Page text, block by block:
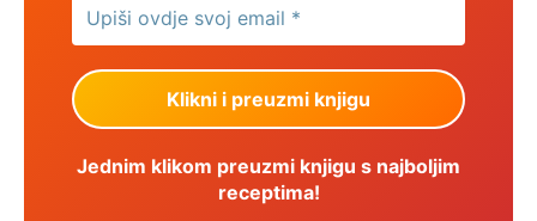
Jednim klikom preuzmi knjigu s najboljim
receptima!